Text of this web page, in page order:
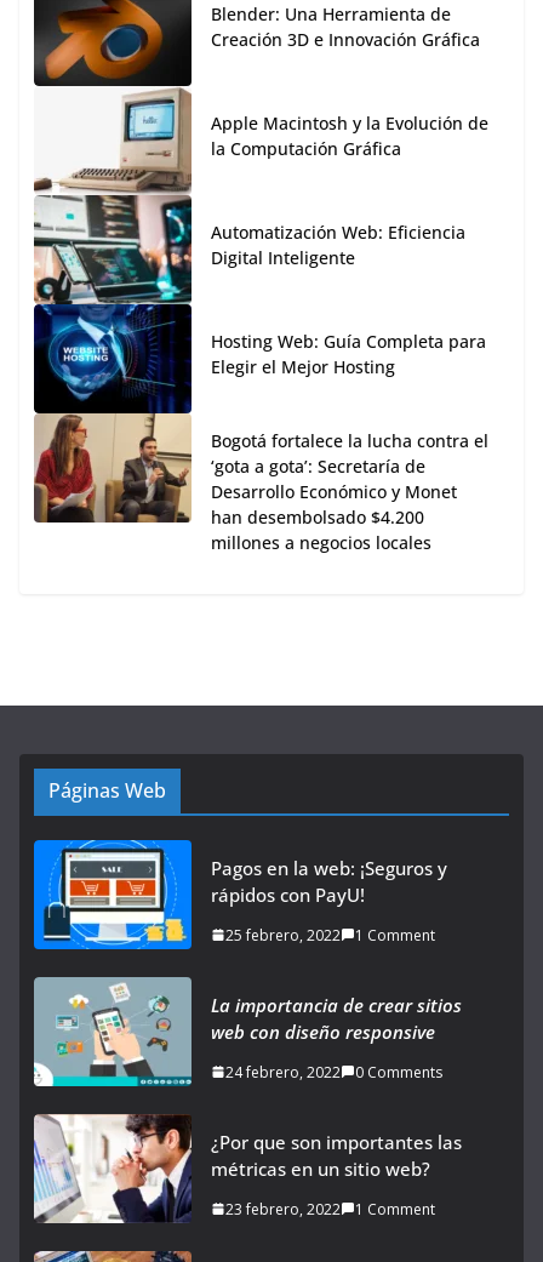
Blender: Una Herramienta de
Creación 3D e Innovación Gráfica
Apple Macintosh y la Evolución de
la Computación Gráfica
Automatización Web: Eficiencia
Digital Inteligente
Hosting Web: Guía Completa para
Elegir el Mejor Hosting
Bogotá fortalece la lucha contra el
‘gota a gota’: Secretaría de
Desarrollo Económico y Monet
han desembolsado $4.200
millones a negocios locales
Páginas Web
Pagos en la web: ¡Seguros y
rápidos con PayU!
25 febrero, 2022 1 Comment
La importancia de crear sitios
web con diseño responsive
24 febrero, 2022 0 Comments
¿Por que son importantes las
métricas en un sitio web?
23 febrero, 2022 1 Comment